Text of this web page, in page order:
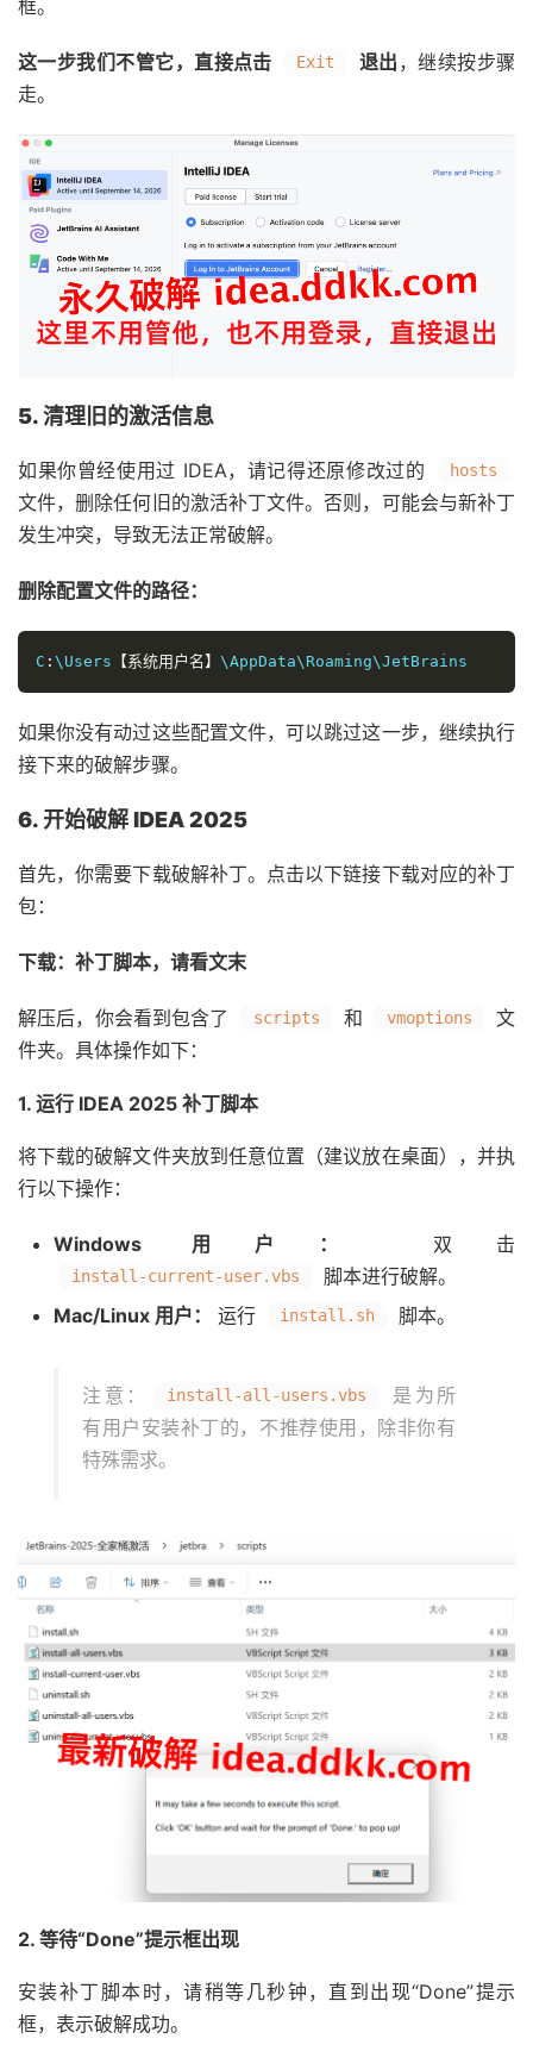
框。
这一步我们不管它，直接点击 Exit 退出 ，继续按步骤
走。
5. 清理旧的激活信息
如果你曾经使用过 IDEA，请记得还原修改过的 hosts
文件，删除任何旧的激活补丁文件。否则，可能会与新补丁
发生冲突，导致无法正常破解。
删除配置文件的路径：
C : \Users 【系统用户名】 \AppData\Roaming\JetBrains
如果你没有动过这些配置文件，可以跳过这一步，继续执行
接下来的破解步骤。
6. 开始破解 IDEA 2025
首先，你需要下载破解补丁。点击以下链接下载对应的补丁
包：
下载：补丁脚本，请看文末
解压后，你会看到包含了 scripts 和 vmoptions
文
件夹。具体操作如下：
1. 运行 IDEA 2025 补丁脚本
将下载的破解文件夹放到任意位置（建议放在桌面），并执
行以下操作：
Windows 用户： 双击
install-current-user.vbs
脚本进行破解。
Mac/Linux 用户：
运行 install.sh 脚本。
注意： install-all-users.vbs
是为所
有用户安装补丁的，不推荐使用，除非你有
特殊需求。
2. 等待“Done”提示框出现
安装补丁脚本时，请稍等几秒钟，直到出现“Done”提示
框，表示破解成功。